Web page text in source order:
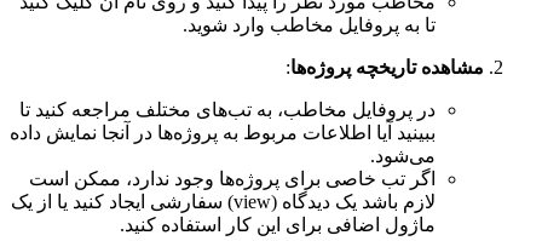
تا به پروفایل مخاطب وارد شوید.
مشاهده تاریخچه پروژه‌ها:
در پروفایل مخاطب، به تب‌های مختلف مراجعه کنید تا
ببینید آیا اطلاعات مربوط به پروژه‌ها در آنجا نمایش داده
می‌شود.
اگر تب خاصی برای پروژه‌ها وجود ندارد، ممکن است
لازم باشد یک دیدگاه (view) سفارشی ایجاد کنید یا از یک
ماژول اضافی برای این کار استفاده کنید.